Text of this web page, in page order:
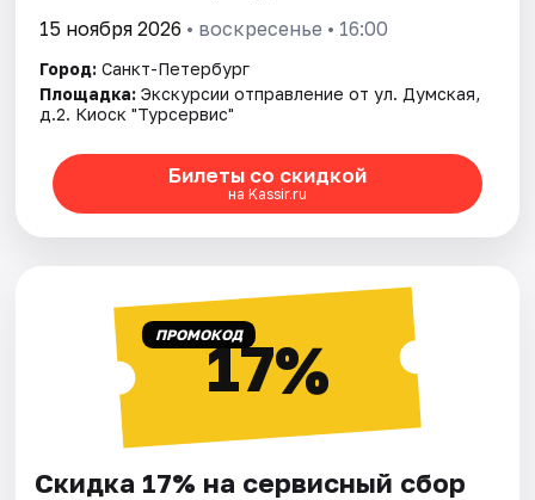
15 ноября 2026 • воскресенье • 16:00
Город: Санкт-Петербург
Площадка: Экскурсии отправление от ул. Думская,
д.2. Киоск "Турсервис"
Билеты со скидкой
на Kassir.ru
ПРОМОКОД17%
Скидка 17% на сервисный сбор